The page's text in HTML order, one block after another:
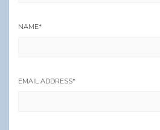
NAME*
EMAIL ADDRESS*